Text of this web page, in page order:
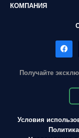
КОМПАНИЯ
Получайте
Условия